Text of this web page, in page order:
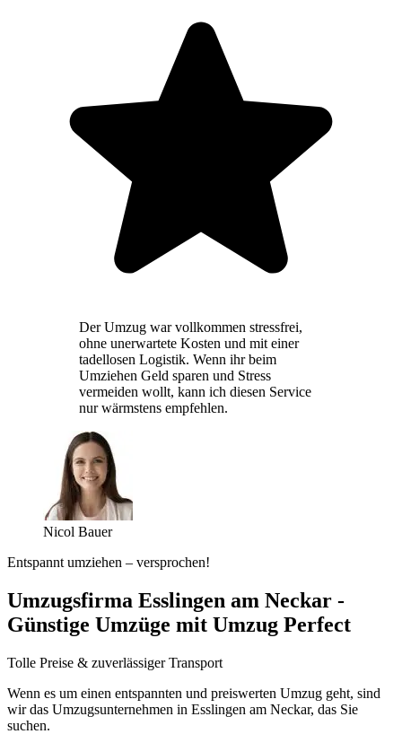
Der Umzug war vollkommen stressfrei,
ohne unerwartete Kosten und mit einer
tadellosen Logistik. Wenn ihr beim
Umziehen Geld sparen und Stress
vermeiden wollt, kann ich diesen Service
nur wärmstens empfehlen.
Nicol Bauer
Entspannt umziehen – versprochen!
Umzugsfirma Esslingen am Neckar -
Günstige Umzüge mit Umzug Perfect
Tolle Preise & zuverlässiger Transport
Wenn es um einen entspannten und preiswerten Umzug geht, sind
wir das Umzugsunternehmen in Esslingen am Neckar, das Sie
suchen.